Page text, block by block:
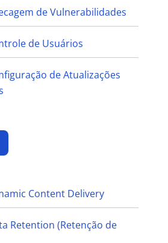
de Vulnerabilidades
de Usuários
de Atualizações
Content Delivery
Retention (Retenção de